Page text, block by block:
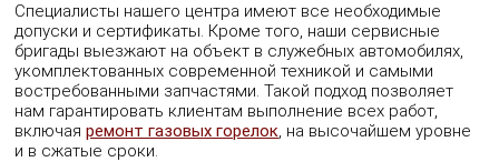
Специалисты нашего центра имеют все необходимые
допуски и сертификаты. Кроме того, наши сервисные
бригады выезжают на объект в служебных автомобилях,
укомплектованных современной техникой и самыми
востребованными запчастями. Такой подход позволяет
нам гарантировать клиентам выполнение всех работ,
включаяремонт газовых горелок, на высочайшем уровне
и в сжатые сроки.